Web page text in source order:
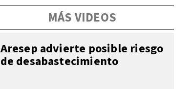
MÁS VIDEOS
Aresep advierte posible riesgo
de desabastecimiento